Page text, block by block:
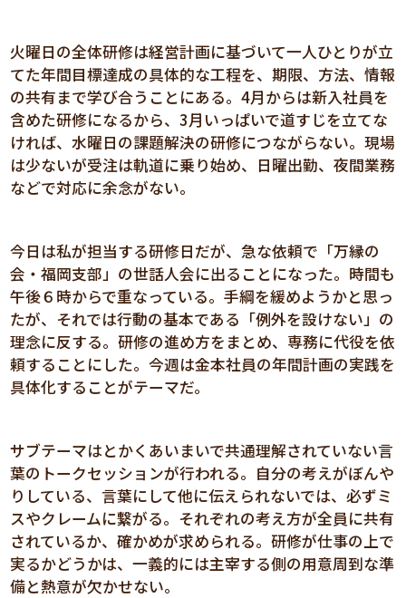
火曜日の全体研修は経営計画に基づいて一人ひとりが立
てた年間目標達成の具体的な工程を、期限、方法、情報
の共有まで学び合うことにある。4月からは新入社員を
含めた研修になるから、3月いっぱいで道すじを立てな
ければ、水曜日の課題解決の研修につながらない。現場
は少ないが受注は軌道に乗り始め、日曜出勤、夜間業務
などで対応に余念がない。
今日は私が担当する研修日だが、急な依頼で「万縁の
会・福岡支部」の世話人会に出ることになった。時間も
午後６時からで重なっている。手綱を緩めようかと思っ
たが、それでは行動の基本である「例外を設けない」の
理念に反する。研修の進め方をまとめ、専務に代役を依
頼することにした。今週は金本社員の年間計画の実践を
具体化することがテーマだ。
サブテーマはとかくあいまいで共通理解されていない言
葉のトークセッションが行われる。自分の考えがぼんや
りしている、言葉にして他に伝えられないでは、必ずミ
スやクレームに繋がる。それぞれの考え方が全員に共有
されているか、確かめが求められる。研修が仕事の上で
実るかどうかは、一義的には主宰する側の用意周到な準
備と熱意が欠かせない。